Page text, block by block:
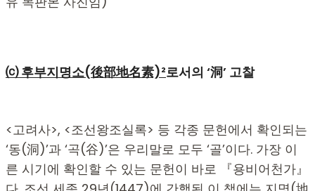
⒞ 후부지명소(後部地名素)²로서의 ‘洞’ 고찰
<고려사>, <조선왕조실록> 등 각종 문헌에서 확인되는
‘동(洞)’과 ‘곡(谷)’은 우리말로 모두 ‘골’이다. 가장 이
른 시기에 확인할 수 있는 문헌이 바로 『용비어천가』